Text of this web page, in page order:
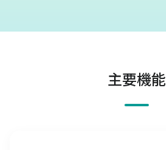
主要機能